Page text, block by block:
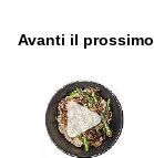
Avanti il ​​prossimo